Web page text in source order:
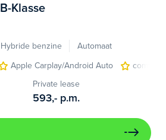
B-Klasse
Hybride benzine
Automaat
Apple Carplay/Android Auto
Private lease
593,- p.m.